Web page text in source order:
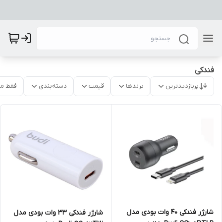
فندکی
پربازدیدترین برندها قیمت دسته‌بندی فقط
شارژر فندکی 40 وات بودی مدل
شارژر فندکی 33 وات بودی مدل